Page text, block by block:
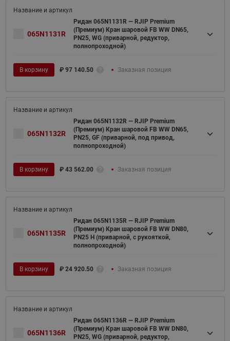
065N1131R
Ридан 065N1131R — RJIP Premium
(Премиум) Кран шаровой FB WW DN65,
PN25, WG (приварной, редуктор,
полнопроходной)
В корзину ₽ 97 140.50 Заказная позиция
065N1132R
Ридан 065N1132R — RJIP Premium
(Премиум) Кран шаровой FB WW DN65,
PN25, GF (приварной, под привод,
полнопроходной)
В корзину ₽ 43 562.00 Заказная позиция
065N1135R
Ридан 065N1135R — RJIP Premium
(Премиум) Кран шаровой FB WW DN80,
PN25 H (приварной, с рукояткой,
полнопроходной)
В корзину ₽ 24 920.50 Заказная позиция
065N1136R
Ридан 065N1136R — RJIP Premium
(Премиум) Кран шаровой FB WW DN80,
PN25, WG (приварной, редуктор,